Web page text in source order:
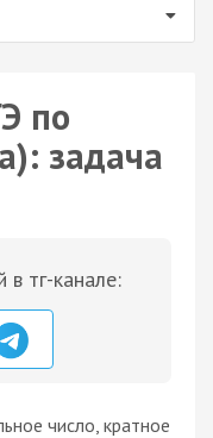
по
задача
тг-канале:
число, кратное